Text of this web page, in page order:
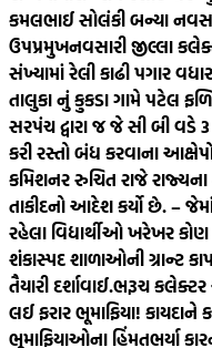
કમલભાઈ સોલંકી બન્યા
ઉપપ્રમુખનવસારી જીલ્લા
સંખ્યામાં રેલી કાઢી પગાર
તાલુકા નું કુકડા ગામે પટેલ
સરપંચ દ્વારા જ જે સી બી વડે
કરી રસ્તો બંધ કરવાના આક્ષેપો
કમિશનર રુચિત રાજે
તાકીદનો આદેશ કર્યો છે. –
રહેલા વિદ્યાર્થીઓ ખરેખર
શંકાસ્પદ શાળાઓની ગ્રાન્ટ
તૈયારી દર્શાવાઈ.ભરૂચ કલેક્ટર
લઈ ફરાર ભૂમાફિયા! કાયદાને
ભૂમાફિયાઓના હિંમતભર્યા